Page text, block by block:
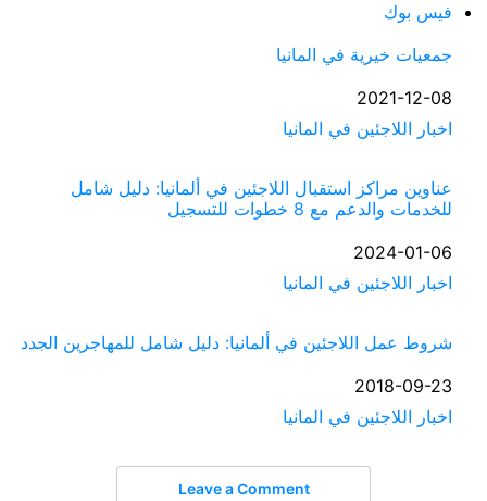
فيس بوك
جمعيات خيرية في المانيا
التاريخ
2021-12-08
في ما يتعلق بما يأتي
اخبار اللاجئين في المانيا
عناوين مراكز استقبال اللاجئين في ألمانيا: دليل شامل
للخدمات والدعم مع 8 خطوات للتسجيل
التاريخ
2024-01-06
في ما يتعلق بما يأتي
اخبار اللاجئين في المانيا
شروط عمل اللاجئين في ألمانيا: دليل شامل للمهاجرين الجدد
التاريخ
2018-09-23
في ما يتعلق بما يأتي
اخبار اللاجئين في المانيا
Leave a Comment